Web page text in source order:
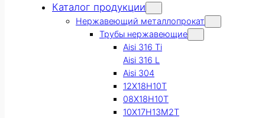
Каталог продукции
Нержавеющий металлопрокат
Трубы нержавеющие
Aisi 316 Ti
Aisi 316 L
Aisi 304
12Х18Н10Т
08Х18Н10Т
10Х17Н13М2Т